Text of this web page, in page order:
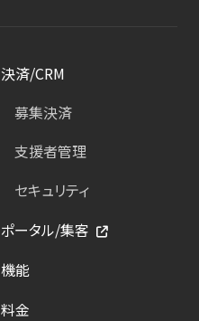
決済/CRM
募集決済
支援者管理
セキュリティ
ポータル/集客
機能
料金